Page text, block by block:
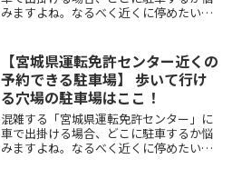
みますよね。なるべく近くに停めたい時
がしたい帰りは渋滞を避けてスムーズに
帰りたいここでは、京都市ReadMore...
【宮城県運転免許センター近くの
予約できる駐車場】 歩いて行け
る穴場の駐車場はここ！
混雑する「宮城県運転免許センター」に
車で出掛ける場合、どこに駐車するか悩
みますよね。なるべく近くに停めたい時